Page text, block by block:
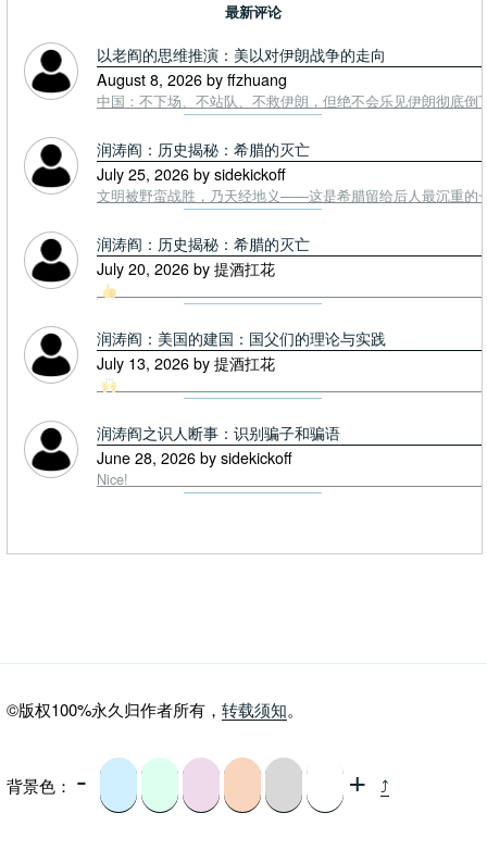
最新评论
以老阎的思维推演：美以对伊朗战争的走向
August 8, 2026 by ffzhuang
中国：不下场、不站队、不救伊朗，但绝不会乐见伊朗彻底
润涛阎：历史揭秘：希腊的灭亡
July 25, 2026 by sidekickoff
文明被野蛮战胜，乃天经地义——这是希腊留给后人最沉重的
润涛阎：历史揭秘：希腊的灭亡
July 20, 2026 by 提酒扛花
润涛阎：美国的建国：国父们的理论与实践
July 13, 2026 by 提酒扛花
润涛阎之识人断事：识别骗子和骗语
June 28, 2026 by sidekickoff
Nice!
©版权100%永久归作者所有， 转载须知。
背景色： - + ⤴